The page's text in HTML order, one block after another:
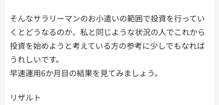
そんなサラリーマンのお小遣いの範囲で投資を行ってい
くとどうなるのか、私と同じような状況の人でこれから
投資を始めようと考えている方の参考に少しでもなれば
うれしいです。
早速運用6か月目の結果を見てみましょう。
リザルト